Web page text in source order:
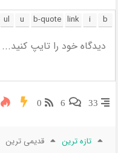
33
6
0
تازه ترین قدیمی ترین